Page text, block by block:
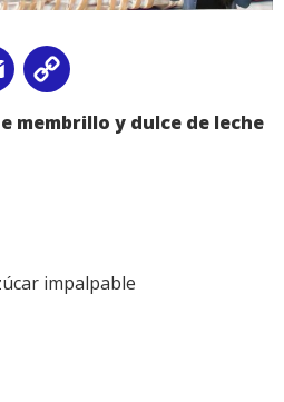
Email
Link
membrillo y dulce de leche
impalpable